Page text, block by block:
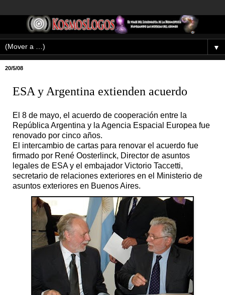
▼
20/5/08
ESA y Argentina extienden acuerdo
El 8 de mayo, el acuerdo de cooperación entre la
República Argentina y la Agencia Espacial Europea fue
renovado por cinco años.
El intercambio de cartas para renovar el acuerdo fue
firmado por René Oosterlinck, Director de asuntos
legales de ESA y el embajador Victorio Taccetti,
secretario de relaciones exteriores en el Ministerio de
asuntos exteriores en Buenos Aires.